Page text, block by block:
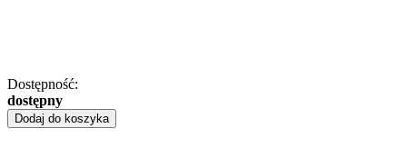
Dostępność:
dostępny
Dodaj do koszyka